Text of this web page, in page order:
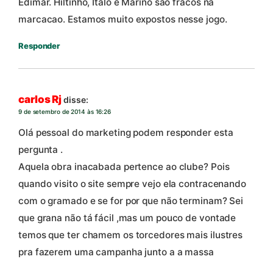
marcacao. Estamos muito expostos nesse jogo.
Responder
carlos Rjdisse:
9 de setembro de 2014 às 16:26
Olá pessoal do marketing podem responder esta
pergunta .
Aquela obra inacabada pertence ao clube? Pois
quando visito o site sempre vejo ela contracenando
com o gramado e se for por que não terminam? Sei
que grana não tá fácil ,mas um pouco de vontade
temos que ter chamem os torcedores mais ilustres
pra fazerem uma campanha junto a a massa